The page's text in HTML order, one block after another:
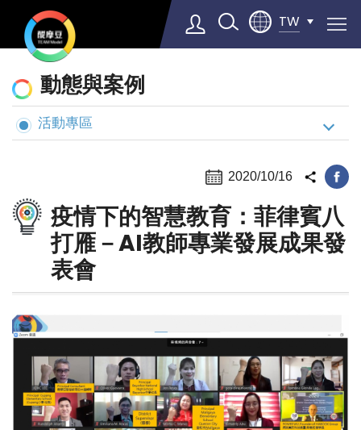
TW
▼
態
與
案
動態與案例
活動專區
2020/10/16
疫情下的智慧教育：菲律賓八
打雁－AI教師專業發展成果發
表會